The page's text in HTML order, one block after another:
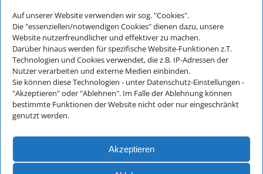
Auf unserer Website verwenden wir sog. "Cookies".
Die "essenziellen/notwendigen Cookies" dienen dazu, unsere
Website nutzerfreundlicher und effektiver zu machen.
Darüber hinaus werden für spezifische Website-Funktionen z.T.
Technologien und Cookies verwendet, die z.B. IP-Adressen der
Nutzer verarbeiten und externe Medien einbinden.
Sie können diese Technologien - unter Datenschutz-Einstellungen -
"Akzeptieren" oder "Ablehnen". Im Falle der Ablehnung können
bestimmte Funktionen der Website nicht oder nur eingeschränkt
genutzt werden.
Akzeptieren
Kontakt:
Telefon: +49 (0) 8652-2826
E-Mail:info@musikschulebgl.de
Büro-Öffnungszeiten:
Montag bis Donnerstag: 8:30 - 11:30
ist unser Büro nur unregelmäßig besetzt